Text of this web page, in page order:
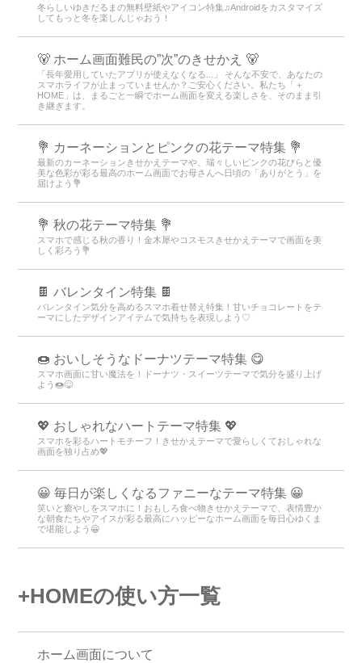
冬らしいゆきだるまの無料壁紙やアイコン特集♫Androidをカスタマイズ
してもっと冬を楽しんじゃおう！
🐻 ホーム画面難民の”次”のきせかえ 🐻
「長年愛用していたアプリが使えなくなる...」 そんな不安で、あなたの
スマホライフが止まっていませんか？ご安心ください。私たち「＋
HOME」は、まるごと一瞬でホーム画面を変える楽しさを、そのまま引
き継ぎます。
💐 カーネーションとピンクの花テーマ特集 💐
最新のカーネーションきせかえテーマや、瑞々しいピンクの花びらと優
美な色彩が彩る最高のホーム画面でお母さんへ日頃の「ありがとう」を
届けよう💐
💐 秋の花テーマ特集 💐
スマホで感じる秋の香り！金木犀やコスモスきせかえテーマで画面を美
しく彩ろう💐
🍫 バレンタイン特集 🍫
バレンタイン気分を高めるスマホ着せ替え特集！甘いチョコレートをテ
ーマにしたデザインアイテムで気持ちを表現しよう♡
🍩 おいしそうなドーナツテーマ特集 😋
スマホ画面に甘い魔法を！ドーナツ・スイーツテーマで気分を盛り上げ
よう🍩😋
💖 おしゃれなハートテーマ特集 💖
スマホを彩るハートモチーフ！きせかえテーマで愛らしくておしゃれな
画面を独り占め💖
😀 毎日が楽しくなるファニーなテーマ特集 😀
笑いと癒やしをスマホに！おもしろ食べ物きせかえテーマで、表情豊か
な朝食たちやアイスが彩る最高にハッピーなホーム画面を毎日心ゆくま
で堪能しよう😀
+HOMEの使い方一覧
ホーム画面について